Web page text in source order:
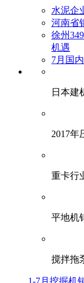
水泥企
河南省
徐州
机遇
7月国
日本建
2017年
重卡行
平地机
搅拌拖